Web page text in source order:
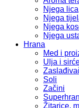
Njega lica
Njega
Njega
Njega
Hrana
Med i
Ulja i
Soli
Začini
Žitarice,